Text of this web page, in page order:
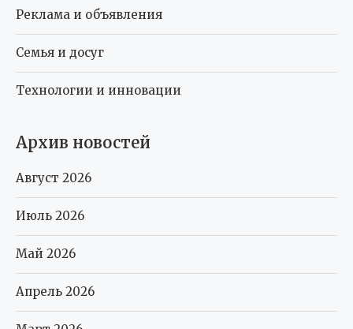
Реклама и объявления
Семья и досуг
Технологии и инновации
Архив новостей
Август 2026
Июль 2026
Май 2026
Апрель 2026